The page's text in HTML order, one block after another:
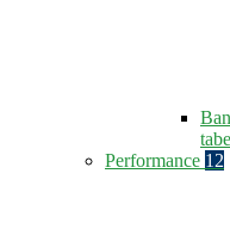
Performance 12